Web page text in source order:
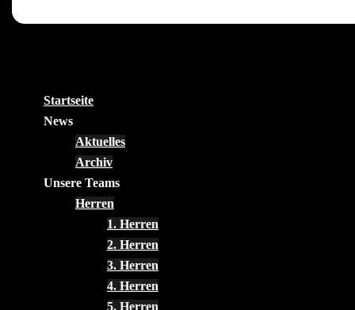
Startseite
News
Aktuelles
Archiv
Unsere Teams
Herren
1. Herren
2. Herren
3. Herren
4. Herren
5. Herren